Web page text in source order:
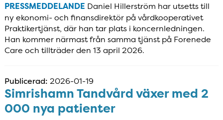
PRESSMEDDELANDE Daniel Hillerström har utsetts till
ny ekonomi- och finansdirektör på vårdkooperativet
Praktikertjänst, där han tar plats i koncernledningen.
Han kommer närmast från samma tjänst på Forenede
Care och tillträder den 13 april 2026.
Publicerad: 2026-01-19
Simrishamn Tandvård växer med 2
000 nya patienter